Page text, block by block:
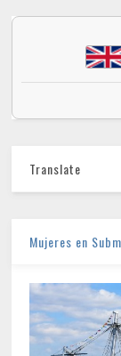
Translate
Mujeres en